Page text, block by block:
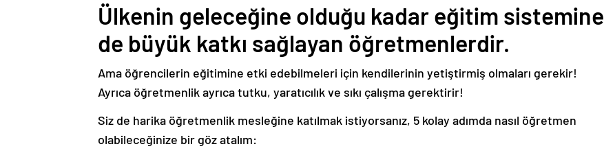
Ülkenin geleceğine olduğu kadar eğitim sistemine
de büyük katkı sağlayan öğretmenlerdir.
Ama öğrencilerin eğitimine etki edebilmeleri için kendilerinin yetiştirmiş olmaları gerekir!
Ayrıca öğretmenlik ayrıca tutku, yaratıcılık ve sıkı çalışma gerektirir!
Siz de harika öğretmenlik mesleğine katılmak istiyorsanız, 5 kolay adımda nasıl öğretmen
olabileceğinize bir göz atalım: